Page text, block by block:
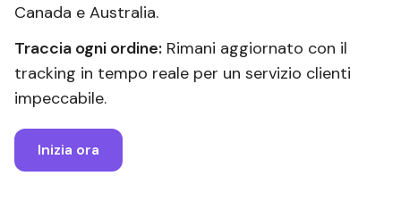
Canada e Australia.
Traccia ogni ordine: Rimani aggiornato con il
tracking in tempo reale per un servizio clienti
impeccabile.
Inizia ora